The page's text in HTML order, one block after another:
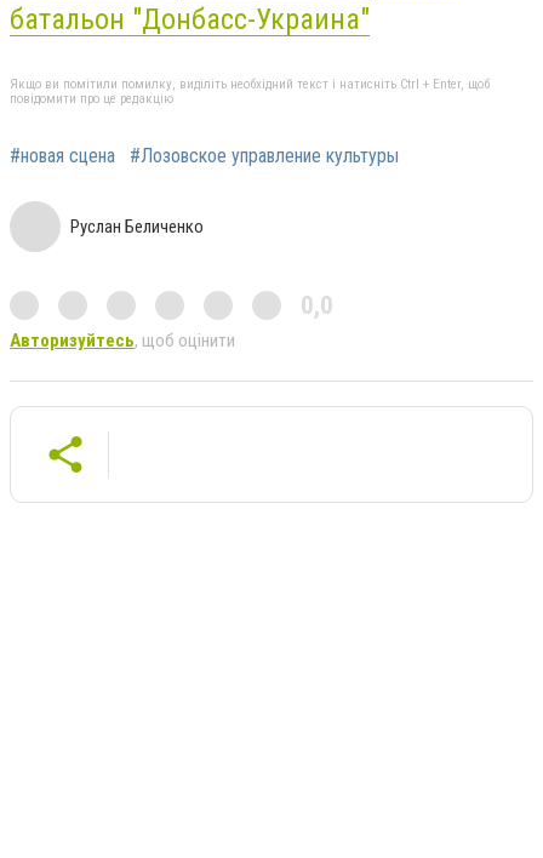
батальон "Донбасс-Украина"
Якщо ви помітили помилку, виділіть необхідний текст і натисніть Ctrl + Enter, щоб
повідомити про це редакцію
#новая сцена #Лозовское управление культуры
Руслан Беличенко
0,0
Авторизуйтесь, щоб оцінити